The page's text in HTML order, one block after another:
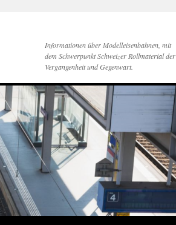
Informationen über Modelleisenbahnen, mit
dem Schwerpunkt Schweizer Rollmaterial der
Vergangenheit und Gegenwart.